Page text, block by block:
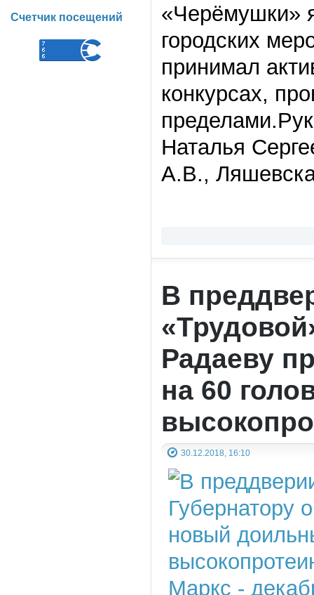
«Черёмушки»
городских
принимал
конкурсах,
Наталья
А.В.,
В
Радаеву
на 60
30.12.2018, 16:10
Счетчик посещений